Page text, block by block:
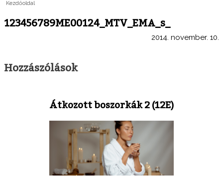
Kezdőoldal
123456789ME00124_MTV_EMA_s_
2014. november. 10.
Hozzászólások
Átkozott boszorkák 2 (12E)